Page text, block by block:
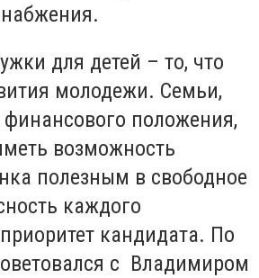
для детей – то, что
молодежи. Семьи,
положения,
возможность
полезным в свободное
каждого
кандидата. По
с Владимиром